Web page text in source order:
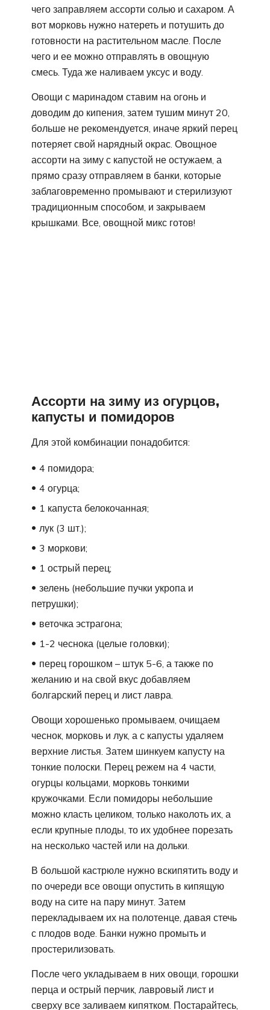
чего заправляем ассорти солью и сахаром. А
вот морковь нужно натереть и потушить до
готовности на растительном масле. После
чего и ее можно отправлять в овощную
смесь. Туда же наливаем уксус и воду.
Овощи с маринадом ставим на огонь и
доводим до кипения, затем тушим минут 20,
больше не рекомендуется, иначе яркий перец
потеряет свой нарядный окрас. Овощное
ассорти на зиму с капустой не остужаем, а
прямо сразу отправляем в банки, которые
заблаговременно промывают и стерилизуют
традиционным способом, и закрываем
крышками. Все, овощной микс готов!
Ассорти на зиму из огурцов,
капусты и помидоров
Для этой комбинации понадобится:
4 помидора;
4 огурца;
1 капуста белокочанная;
лук (3 шт.);
3 моркови;
1 острый перец;
зелень (небольшие пучки укропа и
петрушки);
веточка эстрагона;
1-2 чеснока (целые головки);
перец горошком – штук 5-6, а также по
желанию и на свой вкус добавляем
болгарский перец и лист лавра.
Овощи хорошенько промываем, очищаем
чеснок, морковь и лук, а с капусты удаляем
верхние листья. Затем шинкуем капусту на
тонкие полоски. Перец режем на 4 части,
огурцы кольцами, морковь тонкими
кружочками. Если помидоры небольшие
можно класть целиком, только наколоть их, а
если крупные плоды, то их удобнее порезать
на несколько частей или на дольки.
В большой кастрюле нужно вскипятить воду и
по очереди все овощи опустить в кипящую
воду на сите на пару минут. Затем
перекладываем их на полотенце, давая стечь
с плодов воде. Банки нужно промыть и
простерилизовать.
После чего укладываем в них овощи, горошки
перца и острый перчик, лавровый лист и
сверху все заливаем кипятком. Постарайтесь,